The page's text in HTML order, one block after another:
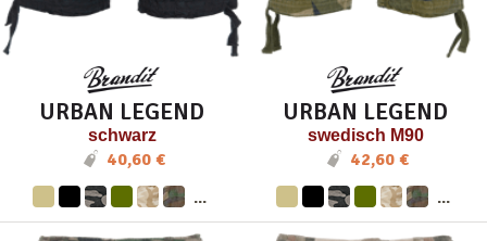
URBAN LEGEND
schwarz
40,60 €
...
URBAN LEGEND
swedisch M90
42,60 €
...